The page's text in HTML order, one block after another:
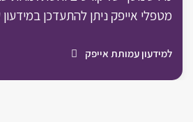
מטפלי אייפק ניתן להתעדכן
למידעון עמותת אייפק